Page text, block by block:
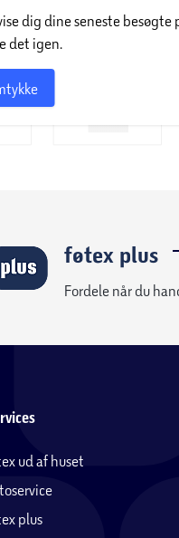
dig dine seneste besøgte
det igen.
føtex plus
Fordele når du
ud af huset
plus